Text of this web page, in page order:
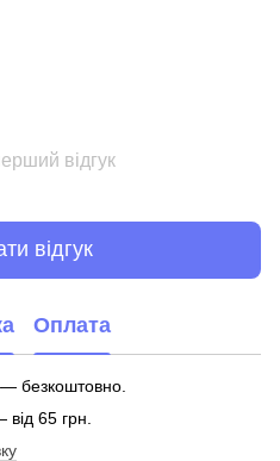
відгук
відгук
Оплата
безкоштовно.
65 грн.